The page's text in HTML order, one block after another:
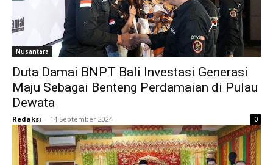
Nusantara
Duta Damai BNPT Bali Investasi Generasi
Maju Sebagai Benteng Perdamaian di Pulau
Dewata
Redaksi - 14 September 2024 0